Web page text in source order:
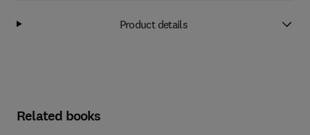
Product details
Related books